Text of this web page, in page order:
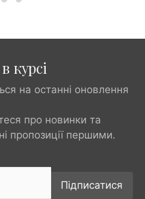
курсі
на останні оновлення
про новинки та
пропозиції першими.
Підписатися